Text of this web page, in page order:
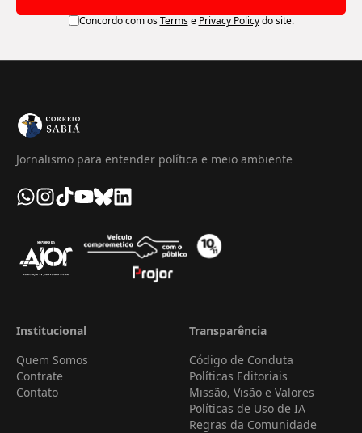
Concordo com osTermse Privacy Policydo site.
Jornalismo para entender política e meio ambiente
Institucional
Quem Somos
Contrate
Contato
Transparência
Código de Conduta
Políticas Editoriais
Missão, Visão e Valores
Políticas de Uso de IA
Regras da Comunidade